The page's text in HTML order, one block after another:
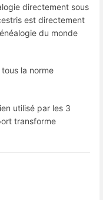
directement sous
est directement
du monde
la norme
utilisé par les 3
transforme